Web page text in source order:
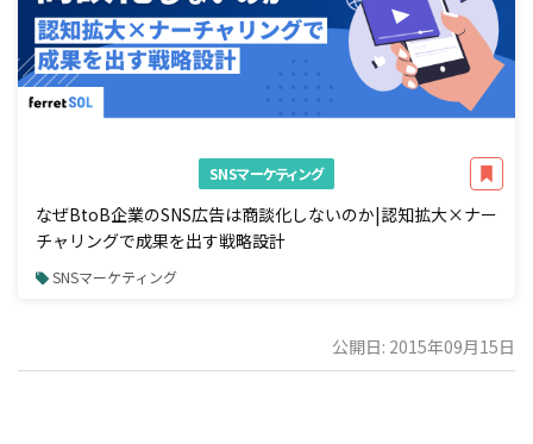
SNSマーケティング
なぜBtoB企業のSNS広告は商談化しないのか|認知拡大×ナー
チャリングで成果を出す戦略設計
SNSマーケティング
公開日: 2015年09月15日